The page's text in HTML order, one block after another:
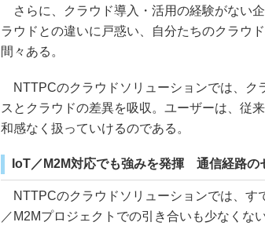
さらに、クラウド導入・活用の経験がない
ラウドとの違いに戸惑い、自分たちのクラウ
間々ある。
NTTPCのクラウドソリューションでは、ク
スとクラウドの差異を吸収。ユーザーは、従
和感なく扱っていけるのである。
IoT／M2M対応でも強みを発揮 通信経路の
NTTPCのクラウドソリューションでは、す
／M2Mプロジェクトでの引き合いも少なくない